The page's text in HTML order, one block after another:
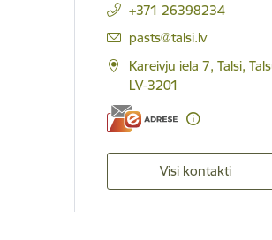
+371 26398234
E-pasts:
pasts@talsi.lv
Kareivju iela 7, Talsi,
LV-3201
Visi kontakti